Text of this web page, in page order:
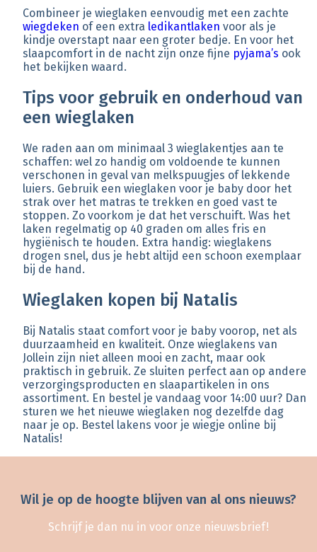
Combineer je wieglaken eenvoudig met een zachte
wiegdeken of een extra ledikantlaken voor als je
kindje overstapt naar een groter bedje. En voor het
slaapcomfort in de nacht zijn onze fijne pyjama’s ook
het bekijken waard.
Tips voor gebruik en onderhoud van
een wieglaken
We raden aan om minimaal 3 wieglakentjes aan te
schaffen: wel zo handig om voldoende te kunnen
verschonen in geval van melkspuugjes of lekkende
luiers. Gebruik een wieglaken voor je baby door het
strak over het matras te trekken en goed vast te
stoppen. Zo voorkom je dat het verschuift. Was het
laken regelmatig op 40 graden om alles fris en
hygiënisch te houden. Extra handig: wieglakens
drogen snel, dus je hebt altijd een schoon exemplaar
bij de hand.
Wieglaken kopen bij Natalis
Bij Natalis staat comfort voor je baby voorop, net als
duurzaamheid en kwaliteit. Onze wieglakens van
Jollein zijn niet alleen mooi en zacht, maar ook
praktisch in gebruik. Ze sluiten perfect aan op andere
verzorgingsproducten en slaapartikelen in ons
assortiment. En bestel je vandaag voor 14:00 uur? Dan
sturen we het nieuwe wieglaken nog dezelfde dag
naar je op. Bestel lakens voor je wiegje online bij
Natalis!
Wil je op de hoogte blijven van al ons nieuws?
Schrijf je dan nu in voor onze nieuwsbrief!